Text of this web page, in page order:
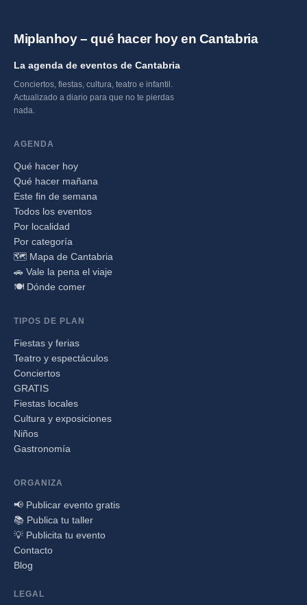
Miplanhoy – qué hacer hoy en Cantabria
La agenda de eventos de Cantabria
Conciertos, fiestas, cultura, teatro e infantil.
Actualizado a diario para que no te pierdas
nada.
AGENDA
Qué hacer hoy
Qué hacer mañana
Este fin de semana
Todos los eventos
Por localidad
Por categoría
🗺️ Mapa de Cantabria
🚗 Vale la pena el viaje
🍽️ Dónde comer
TIPOS DE PLAN
Fiestas y ferias
Teatro y espectáculos
Conciertos
GRATIS
Fiestas locales
Cultura y exposiciones
Niños
Gastronomía
ORGANIZA
📢 Publicar evento gratis
📚 Publica tu taller
💡 Publicita tu evento
Contacto
Blog
LEGAL